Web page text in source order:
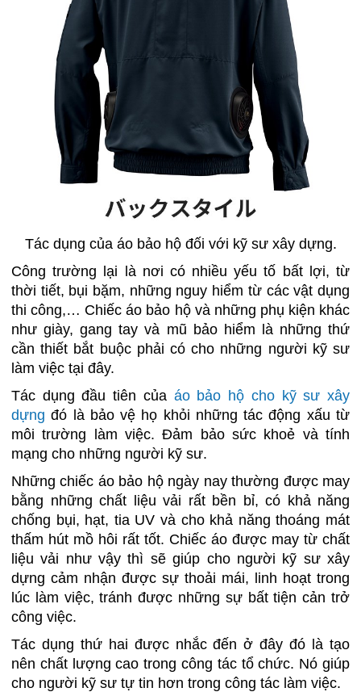
Tác dụng của áo bảo hộ đối với kỹ sư xây dựng.
Công trường lại là nơi có nhiều yếu tố bất lợi, từ
thời tiết, bụi bặm, những nguy hiểm từ các vật dụng
thi công,… Chiếc áo bảo hộ và những phụ kiện khác
như giày, gang tay và mũ bảo hiểm là những thứ
cần thiết bắt buộc phải có cho những người kỹ sư
làm việc tại đây.
Tác dụng đầu tiên củaáo bảo hộ cho kỹ sư xây
dựngđó là bảo vệ họ khỏi những tác động xấu từ
môi trường làm việc. Đảm bảo sức khoẻ và tính
mạng cho những người kỹ sư.
Những chiếc áo bảo hộ ngày nay thường được may
bằng những chất liệu vải rất bền bỉ, có khả năng
chống bụi, hạt, tia UV và cho khả năng thoáng mát
thấm hút mồ hôi rất tốt. Chiếc áo được may từ chất
liệu vải như vậy thì sẽ giúp cho người kỹ sư xây
dựng cảm nhận được sự thoải mái, linh hoạt trong
lúc làm việc, tránh được những sự bất tiện cản trở
công việc.
Tác dụng thứ hai được nhắc đến ở đây đó là tạo
nên chất lượng cao trong công tác tổ chức. Nó giúp
cho người kỹ sư tự tin hơn trong công tác làm việc.